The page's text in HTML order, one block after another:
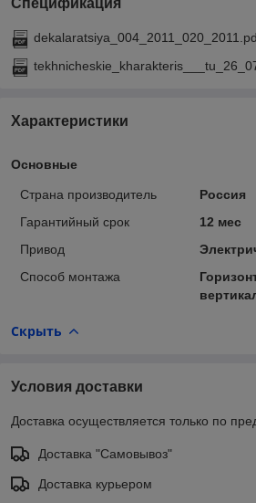
Характеристики
Основные
Страна производитель
Россия
Гарантийный срок
12 мес
Привод
Способ монтажа
Скрыть
Условия доставки
Доставка осуществляется только по
Доставка "Самовывоз"
Доставка курьером